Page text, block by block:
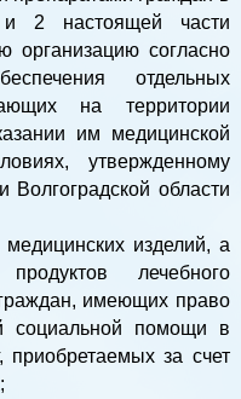
и 2 настоящей части
организацию согласно
отдельных
на территории
им медицинской
утвержденному
Волгоградской области
изделий, а
лечебного
имеющих право
социальной помощи в
приобретаемых за счет